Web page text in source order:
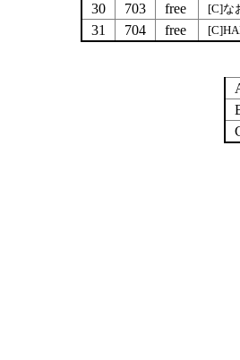
30 703 free [C]な
31 704 free